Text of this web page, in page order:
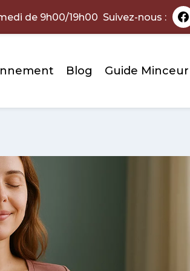
de 9h00/19h00 Suivez-nous :
Blog Guide Minceur